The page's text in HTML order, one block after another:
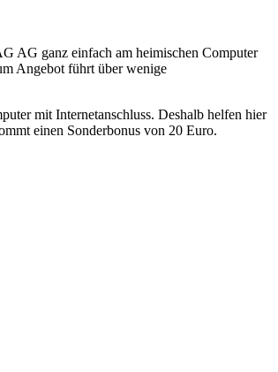
AG ganz einfach am heimischen Computer
Angebot führt über wenige
mit Internetanschluss. Deshalb helfen hier
einen Sonderbonus von 20 Euro.